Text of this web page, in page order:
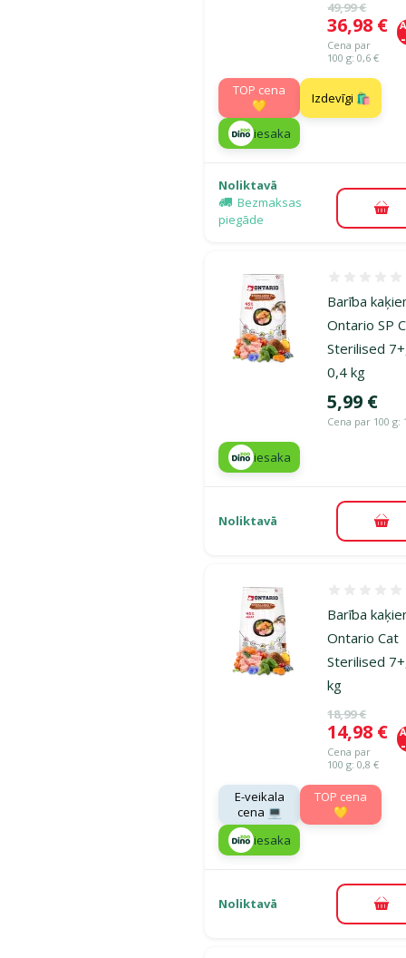
Oriģinālā
49,99 €
Cena
36,98 €
Cena par
100 g: 0,6 €
TOP cena
💛
Izdevīgi 🛍️
iesaka
Noliktavā
Bezmaksas
piegāde
Barība
Ontario SP
Sterilised
0,4 kg
Cena
5,99 €
Cena par 100 g:
iesaka
Noliktavā
Barība
Ontario Cat
Sterilised
kg
Oriģinālā
18,99 €
Cena
14,98 €
Cena par
100 g: 0,8 €
E-veikala
cena 💻
TOP cena
💛
iesaka
Noliktavā